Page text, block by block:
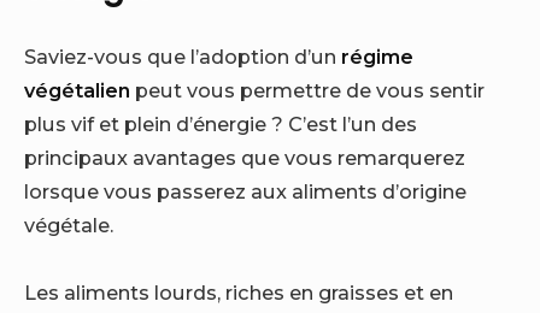
Saviez-vous que l’adoption d’un régime
végétalien peut vous permettre de vous sentir
plus vif et plein d’énergie ? C’est l’un des
principaux avantages que vous remarquerez
lorsque vous passerez aux aliments d’origine
végétale.
Les aliments lourds, riches en graisses et en